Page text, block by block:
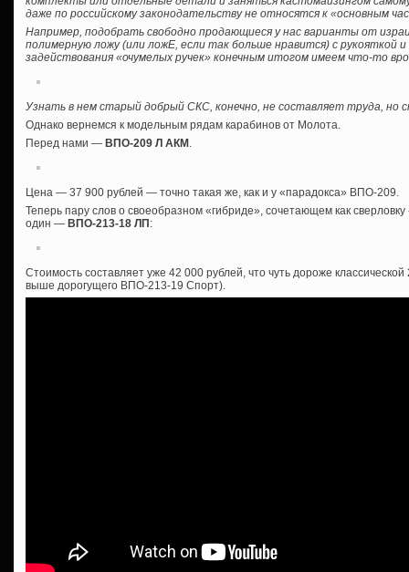
даже по российскому законодательству не относятся к «основным
Например, подобрать свободно продающиеся у нас варианты от
полимерную ложу (или ложЕ, если так больше нравится) с рукояткой
задействования «очумелых ручек» конечным итогом имеем что-то
Узнать в нем старый добрый СКС, конечно, не составляет труда, но
Однако вернемся к модельным рядам карабинов от Молота.
Перед нами — ВПО-209 Л АКМ .
Цена — 37 900 рублей — точно такая же, как и у «парадокса» ВПО-209.
Теперь пару слов о своеобразном «гибриде», сочетающем как
один — ВПО-213-18 ЛП :
Стоимость составляет уже 42 000 рублей, что чуть дороже
выше дорогущего ВПО-213-19 Спорт).